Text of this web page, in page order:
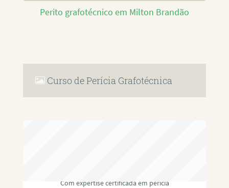
Perito grafotécnico em Milton Brandão
Curso de Perícia Grafotécnica
Com expertise certificada em perícia